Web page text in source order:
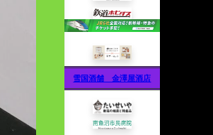
雪国酒舗 金澤屋酒店